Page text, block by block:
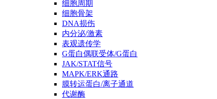
细胞周期
细胞骨架
DNA损伤
内分泌/激素
表观遗传学
G蛋白偶联受体/G蛋白
JAK/STAT信号
MAPK/ERK通路
膜转运蛋白/离子通道
代谢酶